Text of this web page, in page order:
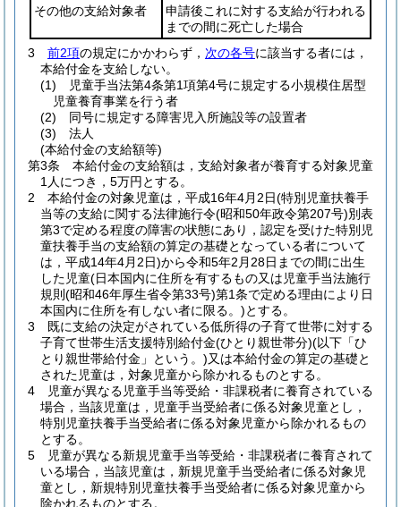
その他の支給対象者
申請後これに対する支給が行われる
までの間に死亡した場合
3
前2項の規定にかかわらず， 次の各号に該当する者には，
本給付金を支給しない。
(1)
児童手当法第4条第1項第4号に規定する小規模住居型
児童養育事業を行う者
(2)
同号に規定する障害児入所施設等の設置者
(3)
法人
(本給付金の支給額等)
第3条
本給付金の支給額は，支給対象者が養育する対象児童
1人につき，5万円とする。
2
本給付金の対象児童は，平成16年4月2日(特別児童扶養手
当等の支給に関する法律施行令(昭和50年政令第207号)別表
第3で定める程度の障害の状態にあり，認定を受けた特別児
童扶養手当の支給額の算定の基礎となっている者について
は，平成14年4月2日)から令和5年2月28日までの間に出生
した児童(日本国内に住所を有するもの又は児童手当法施行
規則 (昭和46年厚生省令第33号)第1条で定める理由により日
本国内に住所を有しない者に限る。)とする。
3
既に支給の決定がされている低所得の子育て世帯に対する
子育て世帯生活支援特別給付金(ひとり親世帯分)(以下「ひ
とり親世帯給付金」という。)又は本給付金の算定の基礎と
された児童は，対象児童から除かれるものとする。
4
児童が異なる児童手当等受給・非課税者に養育されている
場合，当該児童は，児童手当受給者に係る対象児童とし，
特別児童扶養手当受給者に係る対象児童から除かれるもの
とする。
5
児童が異なる新規児童手当等受給・非課税者に養育されて
いる場合，当該児童は，新規児童手当受給者に係る対象児
童とし，新規特別児童扶養手当受給者に係る対象児童から
除かれるものとする。